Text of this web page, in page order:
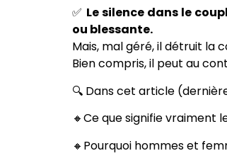
✅ Le silence dans le
ou blessante.
Mais, mal géré, il détruit la
Bien compris, il peut au
🔍 Dans cet article
🔸Ce que signifie vraiment
🔸Pourquoi hommes et